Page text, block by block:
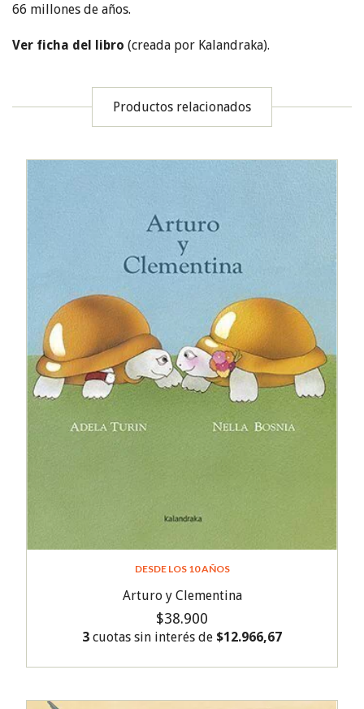
66 millones de años.
Ver ficha del libro (creada por Kalandraka).
Productos relacionados
DESDE LOS 10 AÑOS
Arturo y Clementina
$38.900
3 cuotas sin interés de $12.966,67